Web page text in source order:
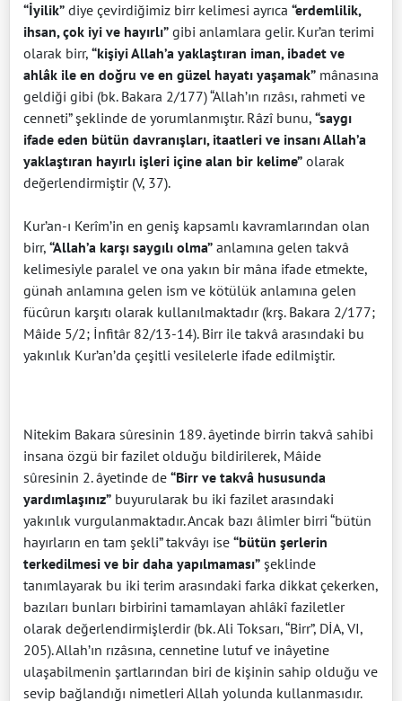
“İyilik” diye çevirdiğimiz birr kelimesi ayrıca “erdemlilik,
ihsan, çok iyi ve hayırlı” gibi anlamlara gelir. Kur’an terimi
olarak birr, “kişiyi Allah’a yaklaştıran iman, ibadet ve
ahlâk ile en doğru ve en güzel hayatı yaşamak” mânasına
geldiği gibi (bk. Bakara 2/177) “Allah’ın rızâsı, rahmeti ve
cenneti” şeklinde de yorumlanmıştır. Râzî bunu, “saygı
ifade eden bütün davranışları, itaatleri ve insanı Allah’a
yaklaştıran hayırlı işleri içine alan bir kelime” olarak
değerlendirmiştir (V, 37).
Kur’an-ı Kerîm’in en geniş kapsamlı kavramlarından olan
birr, “Allah’a karşı saygılı olma” anlamına gelen takvâ
kelimesiyle paralel ve ona yakın bir mâna ifade etmekte,
günah anlamına gelen ism ve kötülük anlamına gelen
fücûrun karşıtı olarak kullanılmaktadır (krş. Bakara 2/177;
Mâide 5/2; İnfitâr 82/13-14). Birr ile takvâ arasındaki bu
yakınlık Kur’an’da çeşitli vesilelerle ifade edilmiştir.
Nitekim Bakara sûresinin 189. âyetinde birrin takvâ sahibi
insana özgü bir fazilet olduğu bildirilerek, Mâide
sûresinin 2. âyetinde de “Birr ve takvâ hususunda
yardımlaşınız” buyurularak bu iki fazilet arasındaki
yakınlık vurgulanmaktadır. Ancak bazı âlimler birri “bütün
hayırların en tam şekli” takvâyı ise “bütün şerlerin
terkedilmesi ve bir daha yapılmaması” şeklinde
tanımlayarak bu iki terim arasındaki farka dikkat çekerken,
bazıları bunları birbirini tamamlayan ahlâkî faziletler
olarak değerlendirmişlerdir (bk. Ali Toksarı, “Birr”, DİA, VI,
205). Allah’ın rızâsına, cennetine lutuf ve inâyetine
ulaşabilmenin şartlarından biri de kişinin sahip olduğu ve
sevip bağlandığı nimetleri Allah yolunda kullanmasıdır.